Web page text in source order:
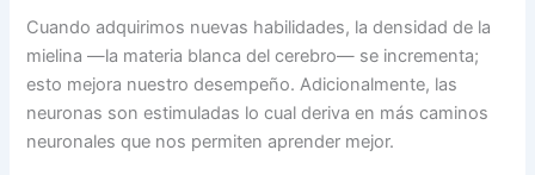
Cuando adquirimos nuevas habilidades, la densidad de la
mielina —la materia blanca del cerebro— se incrementa;
esto mejora nuestro desempeño. Adicionalmente, las
neuronas son estimuladas lo cual deriva en más caminos
neuronales que nos permiten aprender mejor.